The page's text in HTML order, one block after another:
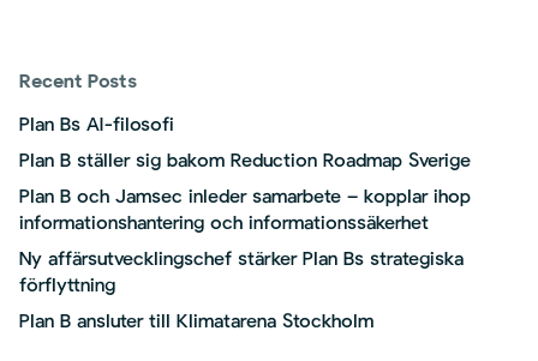
Recent Posts
Plan Bs AI-filosofi
Plan B ställer sig bakom Reduction Roadmap Sverige
Plan B och Jamsec inleder samarbete – kopplar ihop
informationshantering och informationssäkerhet
Ny affärsutvecklingschef stärker Plan Bs strategiska
förflyttning
Plan B ansluter till Klimatarena Stockholm